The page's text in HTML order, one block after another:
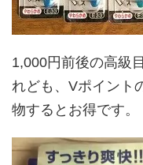
1,000円前後の高級
れども、Vポイント
物するとお得です。